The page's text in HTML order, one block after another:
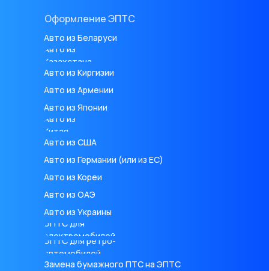
Оформление ЭПТС
Авто из Беларуси
Авто из
Казахстана
Авто из Киргизии
Авто из Армении
Авто из Японии
Авто из
Китая
Авто из CША
Авто из Германии (или из ЕС)
Авто из Кореи
Авто из ОАЭ
Авто из Украины
ЭПТС для
электромобилей
ЭПТС для ретро-
автомобилей
Замена бумажного ПТС на ЭПТС